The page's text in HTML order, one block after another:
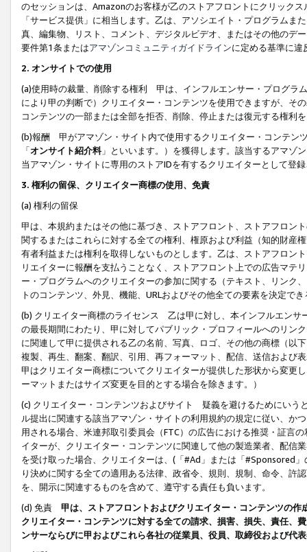
のセッションは、Amazonのお客様が乙のストアフロントにクリック
「サービス提供」に相当します。乙は、アソシエイト・プログラム
真、編集物、リスト、コメント、デジタルビデオ、またはその他のデ
要件第1条またはアマゾンコミュニティガイドラインに定める基準に違
2. オンサイトでの使用
(a)使用時の裁量、削除する権利 甲は、インフルエンサー・プログラ
により甲の判断で）クリエイター・コンテンツを使用できますが、そ
コンテンツの一部または全部を拒否、削除、停止または復元する権利
(b)報酬 甲がアマゾン・サイト内で使用するクリエイター・コンテン
「オンサイト紹介料」といいます。）を獲得します。該当するアマゾ
当アマゾン・サイトに専用のストアIDを有するクリエイターとして登
3. 権利の留保、クリエイター商標の使用、免責
(a) 権利の留保
甲は、本規約またはその他に基づき、ストアフロント、ストアフロン
関するまたはこれらに対する全ての権利、権原および利益（知的財産
有者利益または権利を取得しないものとします。乙は、ストアフロン
リエイターに報酬を支払うことなく、ストアフロント上での広告マテ
ー・プログラムへのクリエイターの参加に関する（テキスト、リンク
トのコンテンツ、外見、機能、URLおよびその他全ての要素を決定で
(b) クリエイター商標のライセンス 乙は甲に対し、本インフルエンサ
の最長期間にわたり、甲に対してパブリック・プロフィールへのリン
に関連して甲に提供される乙の名前、写真、ロゴ、その他の商標（以
複製、再生、翻案、翻訳、引用、再フォーマット、配信、送信および
甲はクリエイター商標についてクリエイターが提供した形状から変更
ーマットまたはサイズ変更を目的とする場合を除きます。）
(c) クリエイター・コンテンツおよびサイト 疑義を避けるためにいう
ル提出に関連する該当アマゾン・サイトの利用規約の規定に従い、か
用される場合、米連邦取引委員会（FTC）の広告における推奨・証言
イターが、クリエイター・コンテンツに関連して他の製造業者、配信
を受け取った場合、クリエイターは、(「#Ad」または「#Sponsored
り決めに関する全ての適用ある法律、政省令、規則、規制、命令、許
を、開示に関連するものを含めて、遵守する責任も負います。
(d) 免責 甲は、ストアフロントおよびクリエイター・コンテンツの
クリエイター・コンテンツに対する全ての請求、損害、損失、責任、
ンサーならびに甲およびこれら各社の従業員、役員、取締役および代